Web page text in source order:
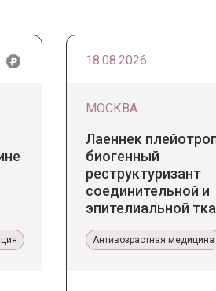
18.08.2026
МОСКВА
Лаеннек
биогенный
реструктуризант
соединительной и
эпителиальной
эстетической
Антивозрастная медицина